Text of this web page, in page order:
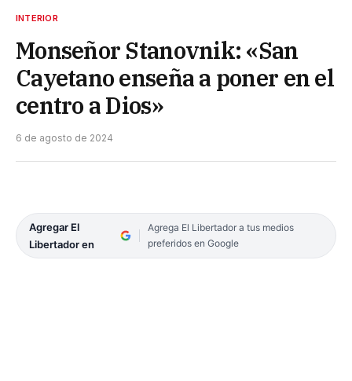
INTERIOR
Monseñor Stanovnik: «San
Cayetano enseña a poner en el
centro a Dios»
6 de agosto de 2024
Agregar El
Libertador en
Agrega El Libertador a tus medios
preferidos en Google